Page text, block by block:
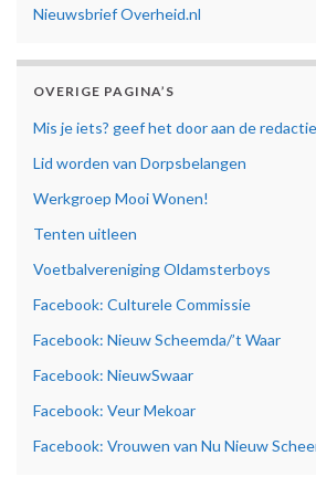
Nieuwsbrief Overheid.nl
OVERIGE PAGINA’S
Mis je iets? geef het door aan de redactie
Lid worden van Dorpsbelangen
Werkgroep Mooi Wonen!
Tenten uitleen
Voetbalvereniging Oldamsterboys
Facebook: Culturele Commissie
Facebook: Nieuw Scheemda/’t Waar
Facebook: NieuwSwaar
Facebook: Veur Mekoar
Facebook: Vrouwen van Nu Nieuw